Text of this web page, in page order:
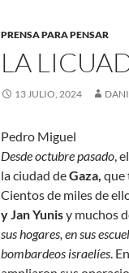
PRENSA PARA PENSAR
LA
13 JULIO, 2024
Pedro Miguel
Desde octubre pasado,
la ciudad deGaza, que
Cientos de miles de
y Jan Yunisy muchos
sus hogares, en sus
bombardeos israelíes.